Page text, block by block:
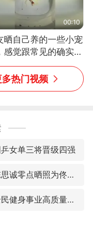
00:10
晒自己养的一些小宠
感觉跟常见的确实有
一样
热门视频
乒女单三将晋级四强
陈思诚零点晒照为佟丽娅庆生
全民健身事业高质量发展